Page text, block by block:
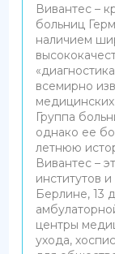
Вивантес –
больниц
наличием
всемирно
Группа
однако ее
летнюю
Вивантес –
институтов
Берлине, 13
центры
ухода,